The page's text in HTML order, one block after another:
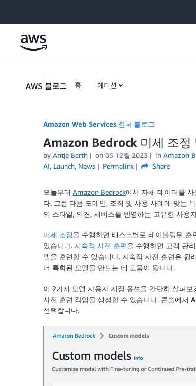
AWS 블로그 홈 에디션
Amazon Web Services 한국 블로그
Amazon Bedrock 미세 조정
by Antje Barth on 05 12월 2023 in Amazon
AI, Launch, News Permalink Share
오늘부터 Amazon Bedrock에서 자체 데이터를
다. 그런 다음 도메인, 조직 및 사용 사례에 맞는
의 스타일, 의견, 서비스를 반영하는 고유한 사용
미세 조정을 수행하면 태스크별로 레이블링된
있습니다. 지속적 사전 훈련을 수행하면 고객 관
델을 훈련할 수 있습니다. 지속적 사전 훈련은 원
더 특화된 모델을 만드는 데 도움이 됩니다.
이 2가지 모델 사용자 지정 옵션을 간단히 살펴보
사전 훈련 작업을 생성할 수 있습니다. 콘솔에서
선택합니다.